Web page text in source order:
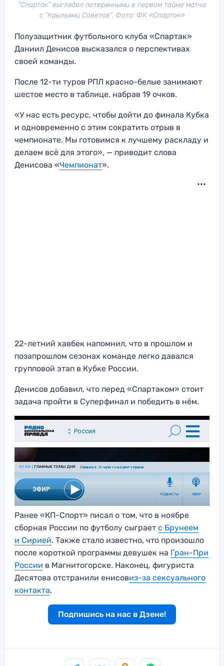
"Спартак" выглядел потерянными в первом тайме матча
с "Крыльями Советов". Фото: ФК «Спартак»
Полузащитник футбольного клуба «Спартак»
Даниил Денисов высказался о перспективах
своей команды.
После 12-ти туров РПЛ красно-белые занимают
шестое место в таблице, набрав 19 очков.
«У нас есть ресурс, чтобы дойти до финала Кубка
и одновременно с этим сократить отрыв в
чемпионате. Мы готовимся к лучшему раскладу и
делаем всё для этого», — приводит слова
Денисова «Чемпионат».
22-летний хавбек напомнил, что в прошлом и
позапрошлом сезонах команде легко давался
групповой этап в Кубке России.
Денисов добавил, что перед «Спартаком» стоит
задача пройти в Суперфинал и победить в нём.
Ранее «КП-Спорт» писал о том, что в ноябре
сборная России по футболу сыграет с Брунеем
и Сирией. Также стало известно, что произошло
после короткой программы девушек на Гран-При
России в Магнитогорске. Наконец, фигуриста
Десятова отстранили енисовиз-за сексуального
контакта.
Подпишись на нас в Дзене!